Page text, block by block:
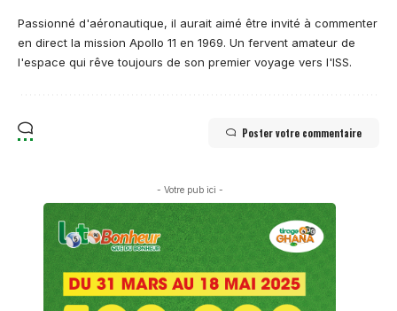
Passionné d'aéronautique, il aurait aimé être invité à commenter
en direct la mission Apollo 11 en 1969. Un fervent amateur de
l'espace qui rêve toujours de son premier voyage vers l'ISS.
Poster votre commentaire
- Votre pub ici -